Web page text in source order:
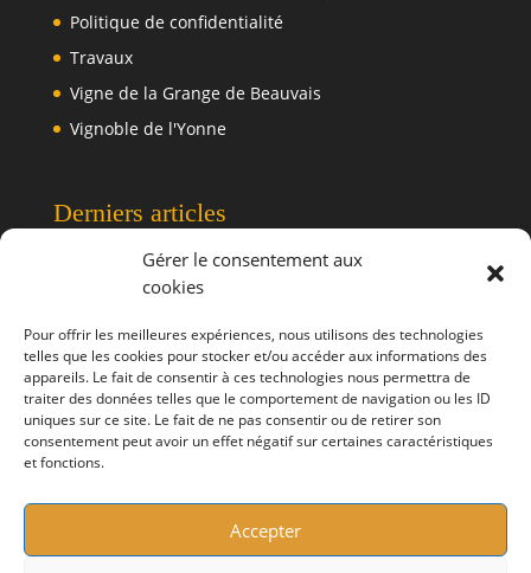
Gérer le consentement aux
cookies
Pour offrir les meilleures expériences, nous utilisons des technologies
telles que les cookies pour stocker et/ou accéder aux informations des
appareils. Le fait de consentir à ces technologies nous permettra de
traiter des données telles que le comportement de navigation ou les ID
uniques sur ce site. Le fait de ne pas consentir ou de retirer son
consentement peut avoir un effet négatif sur certaines caractéristiques
et fonctions.
Accepter
Politique de confidentialité
Travaux
Vigne de la Grange de Beauvais
Vignoble de l'Yonne
Derniers articles
Manifestations de Juin
Rendez vous des Jardins
Randonnée de l’Ascension – 14 mai 2026
Calendrier 2026 Grange de Beauvais
Meilleurs vœux 2026